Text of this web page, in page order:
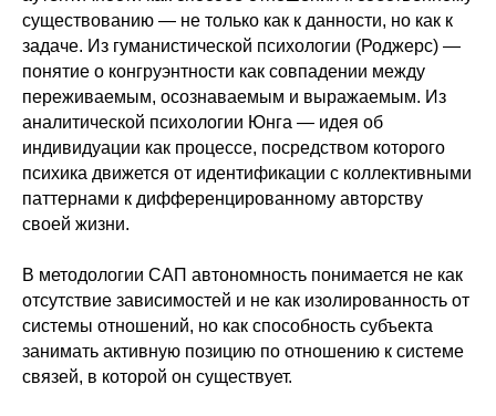
существованию — не только как к данности, но как к
задаче. Из гуманистической психологии (Роджерс) —
понятие о конгруэнтности как совпадении между
переживаемым, осознаваемым и выражаемым. Из
аналитической психологии Юнга — идея об
индивидуации как процессе, посредством которого
психика движется от идентификации с коллективными
паттернами к дифференцированному авторству
своей жизни.
В методологии САП автономность понимается не как
отсутствие зависимостей и не как изолированность от
системы отношений, но как способность субъекта
занимать активную позицию по отношению к системе
связей, в которой он существует.